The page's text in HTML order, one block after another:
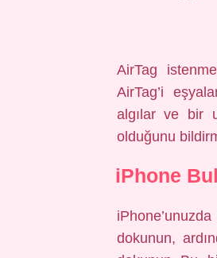
AirTag
AirTag’i
algılar ve bir
olduğunu
iPhone
dokunun,